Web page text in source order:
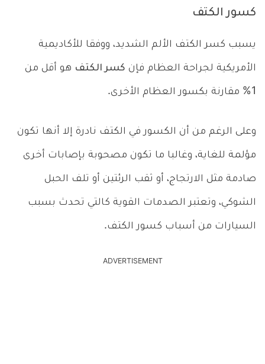
كسور الكتف
يسبب كسر الكتف الألم الشديد، ووفقا للأكاديمية
الأمريكية لجراحة العظام فإن كسر الكتف هو أقل من
1% مقارنة بكسور العظام الأخرى.
وعلى الرغم من أن الكسور في الكتف نادرة إلا أنها تكون
مؤلمة للغاية، وغالبا ما تكون مصحوبة بإصابات أخرى
صادمة مثل الارتجاج، أو ثقب الرئتين أو تلف الحبل
الشوكي، وتعتبر الصدمات القوية كالتي تحدث بسبب
السيارات من أسباب كسور الكتف.
ADVERTISEMENT